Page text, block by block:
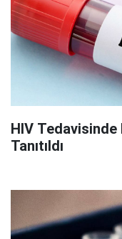
HIV
Tanıtıldı